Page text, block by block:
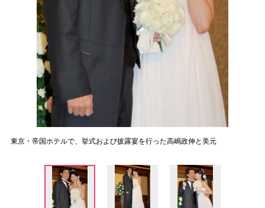
東京・帝国ホテルで、挙式および披露宴を行った高嶋政伸と美元